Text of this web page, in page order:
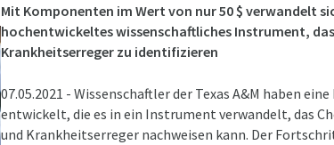
Mit Komponenten im Wert von nur 50 $ verwandelt
hochentwickeltes wissenschaftliches Instrument,
Krankheitserreger zu identifizieren
07.05.2021 - Wissenschaftler der Texas A&M haben
entwickelt, die es in ein Instrument verwandelt, das
und Krankheitserreger nachweisen kann. Der